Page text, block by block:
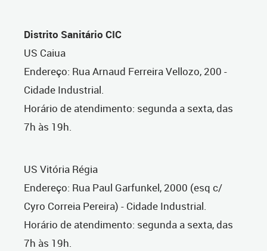
Distrito Sanitário CIC
US Caiua
Endereço: Rua Arnaud Ferreira Vellozo, 200 -
Cidade Industrial.
Horário de atendimento: segunda a sexta, das
7h às 19h.
US Vitória Régia
Endereço: Rua Paul Garfunkel, 2000 (esq c/
Cyro Correia Pereira) - Cidade Industrial.
Horário de atendimento: segunda a sexta, das
7h às 19h.